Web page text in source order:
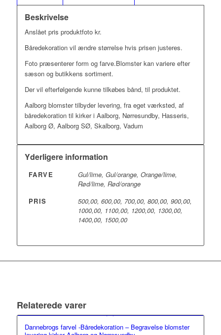
Beskrivelse
Anslået pris produktfoto kr.
Båredekoration vil ændre størrelse hvis prisen justeres.
Foto præsenterer form og farve.Blomster kan variere efter
sæson og butikkens sortiment.
Der vil efterfølgende kunne tilkøbes bånd, til produktet.
Aalborg blomster tilbyder levering, fra eget værksted, af
båredekoration til kirker i Aalborg, Nørresundby, Hasseris,
Aalborg Ø, Aalborg SØ, Skalborg, Vadum
Yderligere information
FARVE
Gul/lime, Gul/orange, Orange/lime,
Rød/lime, Rød/orange
PRIS
500,00, 600,00, 700,00, 800,00, 900,00,
1000,00, 1100,00, 1200,00, 1300,00,
1400,00, 1500,00
Relaterede varer
Dannebrogs farvel -Båredekoration – Begravelse blomster